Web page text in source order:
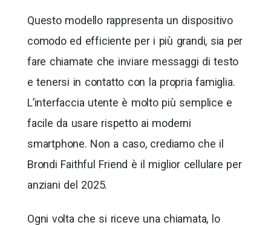
Questo modello rappresenta un dispositivo
comodo ed efficiente per i più grandi, sia per
fare chiamate che inviare messaggi di testo
e tenersi in contatto con la propria famiglia.
L’interfaccia utente è molto più semplice e
facile da usare rispetto ai moderni
smartphone. Non a caso, crediamo che il
Brondi Faithful Friend è il miglior cellulare per
anziani del 2025.
Ogni volta che si riceve una chiamata, lo